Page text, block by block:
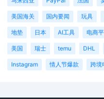
美国海关 国内要闻 玩具
地垫 日本 AI工具 电商
美国 瑞士 temu DHL
Instagram 情人节爆款 跨境